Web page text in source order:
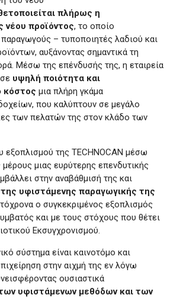
πλήρως η
νέου προϊόντος, το οποίο
– τυποποιητές λαδιού και
αυξάνοντας σημαντικά τη
Μέσω της επένδυσής της, η εταιρεία
υψηλή ποιότητα και
κόστος μια πλήρη γκάμα
που καλύπτουν σε μεγάλο
των πελατών της στον κλάδο των
εξοπλισμού της TECHNOCAN μέσω
μιας ευρύτερης επενδυτικής
στην αναβάθμισή της και
υφιστάμενης παραγωγικής της
ο συγκεκριμένος εξοπλισμός
και με τους στόχους που θέτει
Εκσυγχρονισμού.
σύστημα είναι καινοτόμο και
στην αιχμή της εν λόγω
ουσιαστικά
υφιστάμενων μεθόδων και των